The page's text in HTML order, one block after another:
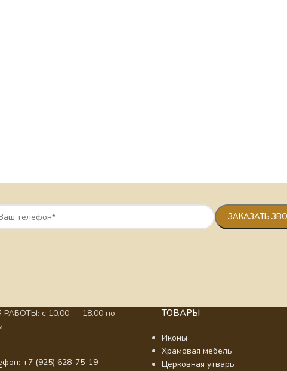
РАБОТЫ: с 10.00 — 18.00 по
+7 (925) 628-75-19
ТОВАРЫ
Иконы
Храмовая мебель
Церковная утварь